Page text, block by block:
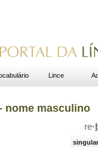
Lince
nome masculino
re·
singular